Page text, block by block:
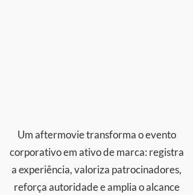
Um aftermovie transforma o evento
corporativo em ativo de marca: registra
a experiência, valoriza patrocinadores,
reforça autoridade e amplia o alcance